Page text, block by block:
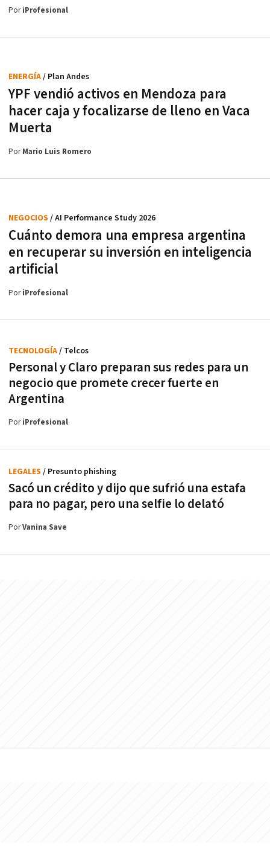
PoriProfesional
YPF vendió activos en Mendoza para
hacer caja y focalizarse de lleno en Vaca
Muerta
ENERGÍA/ Plan Andes
PorMario Luis Romero
Cuánto demora una empresa argentina
en recuperar su inversión en inteligencia
artificial
NEGOCIOS / AI Performance Study 2026
PoriProfesional
Personal y Claro preparan sus redes para un
negocio que promete crecer fuerte en
Argentina
TECNOLOGÍA/ Telcos
PoriProfesional
Sacó un crédito y dijo que sufrió una estafa
para no pagar, pero una selfie lo delató
LEGALES / Presunto phishing
PorVanina Save